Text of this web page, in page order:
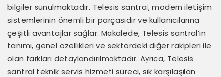
bilgiler sunulmaktadır. Telesis santral, modern iletişim
sistemlerinin önemli bir parçasıdır ve kullanıcılarına
çeşitli avantajlar sağlar. Makalede, Telesis santral’in
tanımı, genel özellikleri ve sektördeki diğer rakipleri ile
olan farkları detaylandırılmaktadır. Ayrıca, Telesis
santral teknik servis hizmeti süreci, sık karşılaşılan